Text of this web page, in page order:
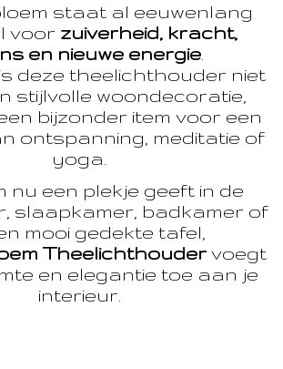
staat al eeuwenlang
voor zuiverheid, kracht,
en nieuwe energie
deze theelichthouder niet
stijlvolle woondecoratie,
bijzonder item voor een
ontspanning, meditatie of
yoga.
nu een plekje geeft in de
slaapkamer, badkamer of
mooi gedekte tafel,
Theelichthoudervoegt
en elegantie toe aan je
interieur.